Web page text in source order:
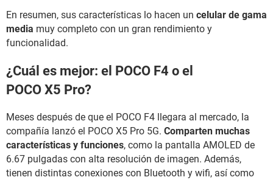
En resumen, sus características lo hacen un celular de gama
media muy completo con un gran rendimiento y
funcionalidad.
¿Cuál es mejor: el POCO F4 o el
POCO X5 Pro?
Meses después de que el POCO F4 llegara al mercado, la
compañía lanzó el POCO X5 Pro 5G. Comparten muchas
características y funciones, como la pantalla AMOLED de
6.67 pulgadas con alta resolución de imagen. Además,
tienen distintas conexiones con Bluetooth y wifi, así como